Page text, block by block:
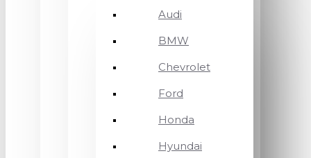
Audi
BMW
Chevrolet
Ford
Honda
Hyundai